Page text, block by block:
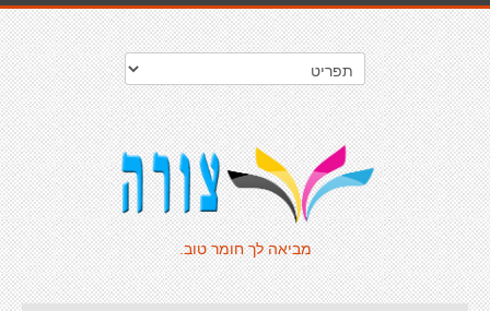
מביאה לך חומר טוב.